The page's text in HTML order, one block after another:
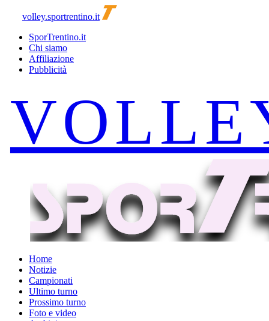
volley.sportrentino.it
SporTrentino.it
Chi siamo
Affiliazione
Pubblicità
Home
Notizie
Campionati
Ultimo turno
Prossimo turno
Foto e video